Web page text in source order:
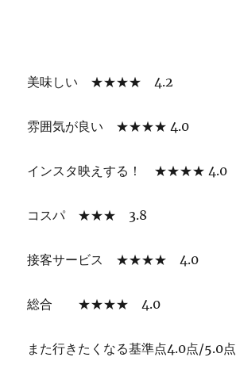
美味しい ★★★★ 4.2
雰囲気が良い ★★★★ 4.0
インスタ映えする！ ★★★★ 4.0
コスパ ★★★ 3.8
接客サービス ★★★★ 4.0
総合 ★★★★ 4.0
また行きたくなる基準点4.0点/5.0点